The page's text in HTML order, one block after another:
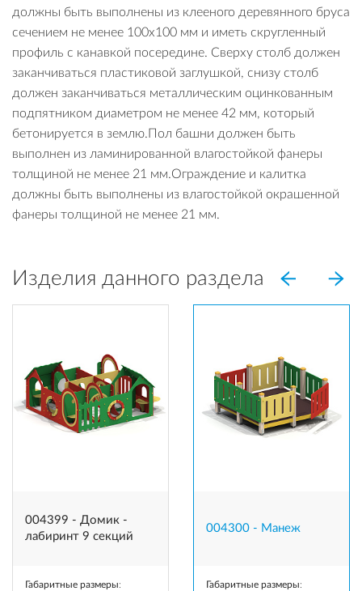
должны быть выполнены из клееного деревянного бруса
сечением не менее 100х100 мм и иметь скругленный
профиль с канавкой посередине. Сверху столб должен
заканчиваться пластиковой заглушкой, снизу столб
должен заканчиваться металлическим оцинкованным
подпятником диаметром не менее 42 мм, который
бетонируется в землю.Пол башни должен быть
выполнен из ламинированной влагостойкой фанеры
толщиной не менее 21 мм.Ограждение и калитка
должны быть выполнены из влагостойкой окрашенной
фанеры толщиной не менее 21 мм.
Изделия данного раздела
004399 - Домик -
лабиринт 9 секций
Габаритные размеры:
004300 - Манеж
Габаритные размеры: